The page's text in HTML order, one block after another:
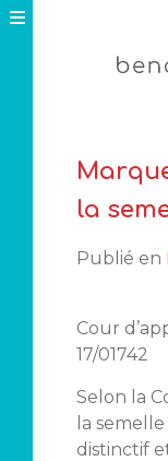
la
Publié en
Cour
17/01742
Selon la
la
distinctif